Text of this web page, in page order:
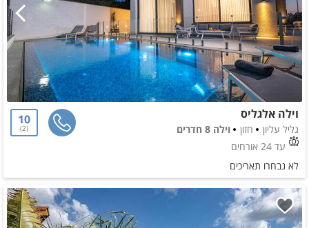
וילה אלגליס
גליל עליון חזון
וילה 8 חדרים
עד 24 אורחים
10
2
לא נבחרו תאריכים